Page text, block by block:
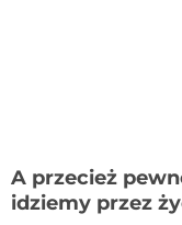
A przecież
idziemy przez